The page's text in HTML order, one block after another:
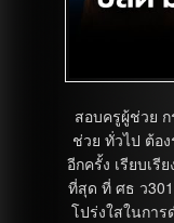
สอบครูผู้ช่วย
ช่วย ทั่วไป ต้อ
อีกครั้ง เรียบเ
ที่สุด ที่ ศธ ว
โปร่งใสในกา